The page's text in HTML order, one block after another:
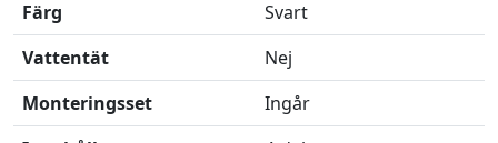
Färg
Svart
Vattentät
Nej
Monteringsset
Ingår